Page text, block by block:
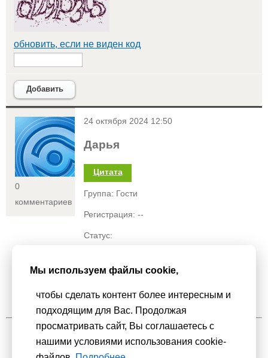
обновить, если не виден код
Добавить
<
0
комментариев
24 октября 2024 12:50
Дарья
Цитата
Группа: Гости
Регистрация: --
Статус:
Очень хорошая песня.
Мы используем файлы cookie,
чтобы сделать контент более интересным и
подходящим для Вас. Продолжая
просматривать сайт, Вы соглашаетесь с
нашими условиями использования cookie-